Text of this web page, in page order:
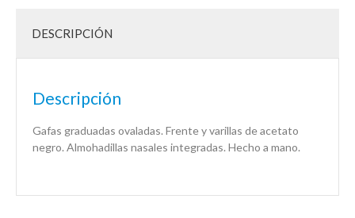
DESCRIPCIÓN
Descripción
Gafas graduadas ovaladas. Frente y varillas de acetato
negro. Almohadillas nasales integradas. Hecho a mano.